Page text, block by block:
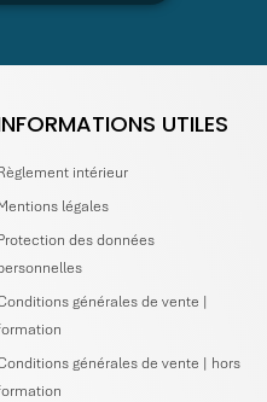
UTILES
intérieur
légales
des données
générales de vente |
générales de vente | hors